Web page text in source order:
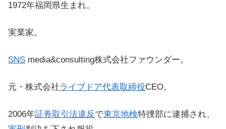
1972年福岡県生まれ。
実業家。
SNS media&consulting株式会社ファウンダー。
元・株式会社ライブドア代表取締役CEO。
2006年証券取引法違反 で東京地検特捜部に逮捕され、